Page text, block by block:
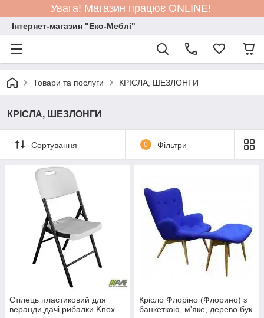
Увага! Магазин працює ONLINE!
Інтернет-магазин "Еко-Меблі"
Товари та послуги КРIСЛА, ШЕЗЛОНГИ
КРIСЛА, ШЕЗЛОНГИ
Сортування 0 Фільтри
Стілець пластиковий для
веранди,дачі,рибалки Knox
Крісло Флоріно (Флорино) з
банкеткою, м'яке, дерево бук